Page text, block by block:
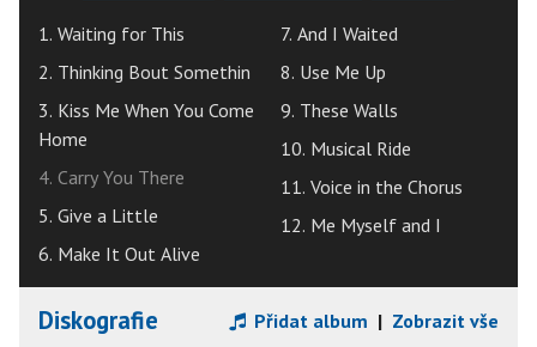
1. Waiting for This
2. Thinking Bout Somethin
3. Kiss Me When You Come
Home
4. Carry You There
5. Give a Little
6. Make It Out Alive
7. And I Waited
8. Use Me Up
9. These Walls
10. Musical Ride
11. Voice in the Chorus
12. Me Myself and I
Diskografie Přidat album | Zobrazit vše